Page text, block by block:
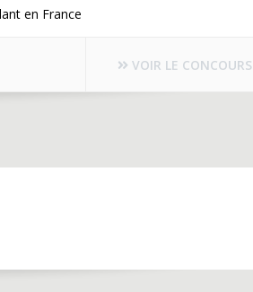
en France
VOIR LE CONCOURS